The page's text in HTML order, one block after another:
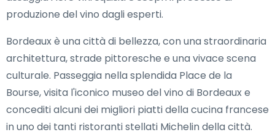
produzione del vino dagli esperti.
Bordeaux è una città di bellezza, con una straordinaria
architettura, strade pittoresche e una vivace scena
culturale. Passeggia nella splendida Place de la
Bourse, visita l'iconico museo del vino di Bordeaux e
concediti alcuni dei migliori piatti della cucina francese
in uno dei tanti ristoranti stellati Michelin della città.